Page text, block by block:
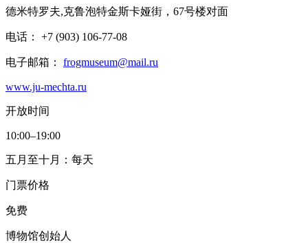
德米特罗夫,克鲁泡特金斯卡娅街，67号楼对面
电话： +7 (903) 106-77-08
电子邮箱： frogmuseum@mail.ru
www.ju-mechta.ru
开放时间
10:00–19:00
五月至十月：每天
门票价格
免费
博物馆创始人